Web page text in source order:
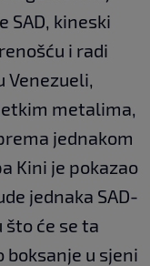
SAD, kineski
i radi
Venezueli,
metalima,
jednakom
Kini je pokazao
jednaka SAD-
što će se ta
u sjeni